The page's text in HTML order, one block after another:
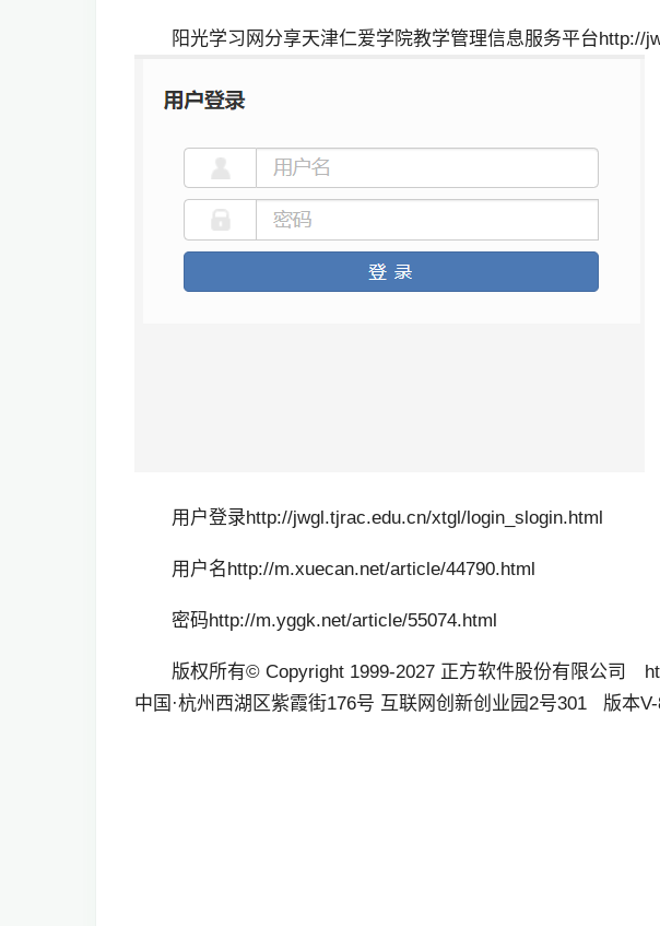
阳光学习网分享天津仁爱学院教学管理信息服务平台http://
用户登录http://jwgl.tjrac.edu.cn/xtgl/login_slogin.html
用户名http://m.xuecan.net/article/44790.html
密码http://m.yggk.net/article/55074.html
版权所有© Copyright 1999-2027 正方软件股份有限公司
中国·杭州西湖区紫霞街176号 互联网创新创业园2号301 版本